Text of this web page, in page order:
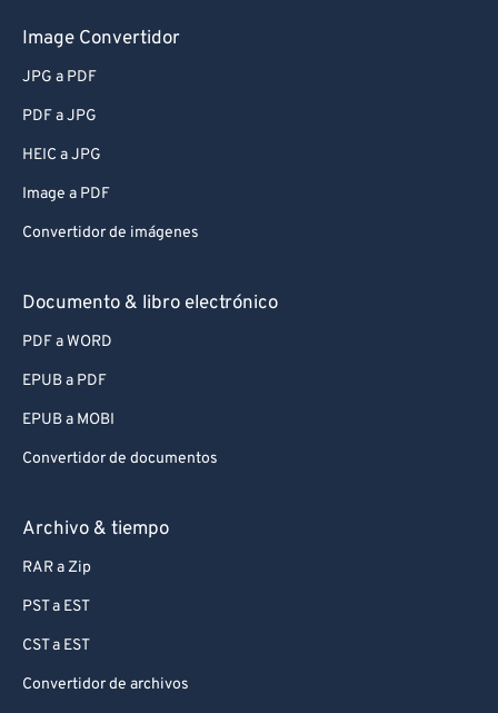
Image Convertidor
JPG a PDF
PDF a JPG
HEIC a JPG
Image a PDF
Convertidor de imágenes
Documento & libro electrónico
PDF a WORD
EPUB a PDF
EPUB a MOBI
Convertidor de documentos
Archivo & tiempo
RAR a Zip
PST a EST
CST a EST
Convertidor de archivos